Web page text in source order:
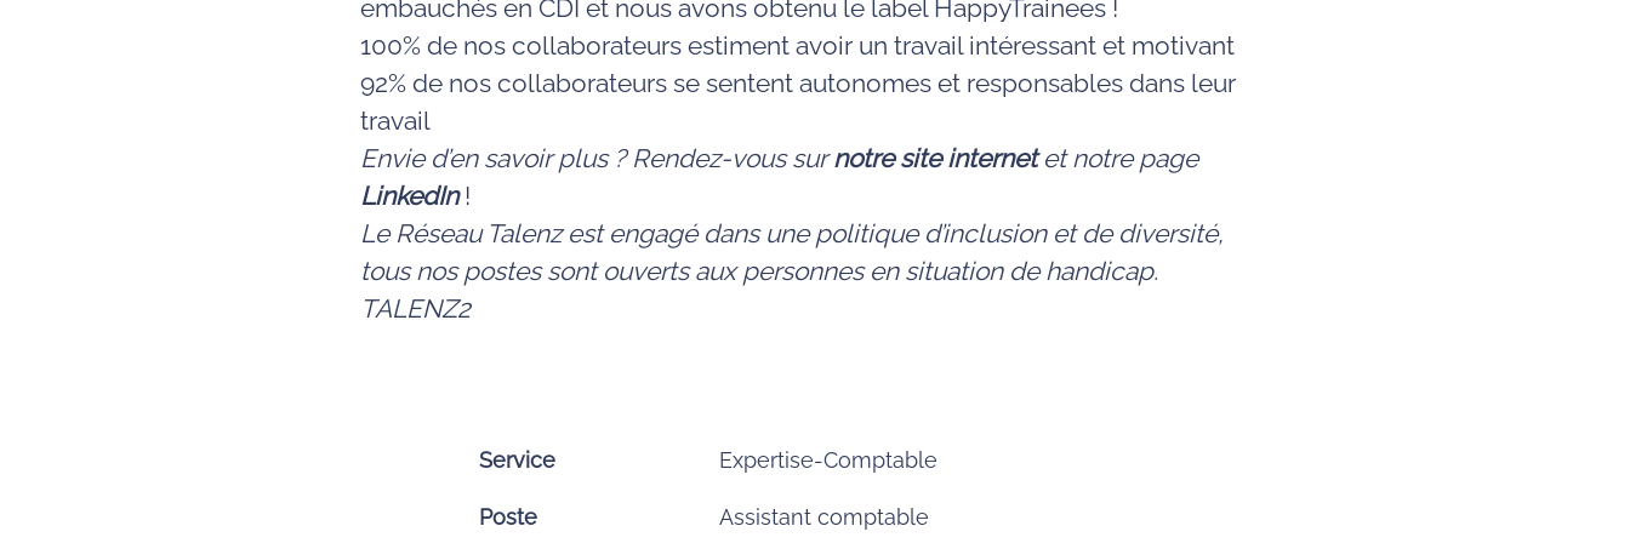
embauchés en CDI et nous avons obtenu le label HappyTrainees !
100% de nos collaborateurs estiment avoir un travail intéressant et motivant
92% de nos collaborateurs se sentent autonomes et responsables dans leur
travail
Envie d’en savoir plus ? Rendez-vous surnotre site internetet notre page
LinkedIn !
Le Réseau Talenz est engagé dans une politique d’inclusion et de diversité,
tous nos postes sont ouverts aux personnes en situation de handicap.
TALENZ2
Service Expertise-Comptable
Poste Assistant comptable